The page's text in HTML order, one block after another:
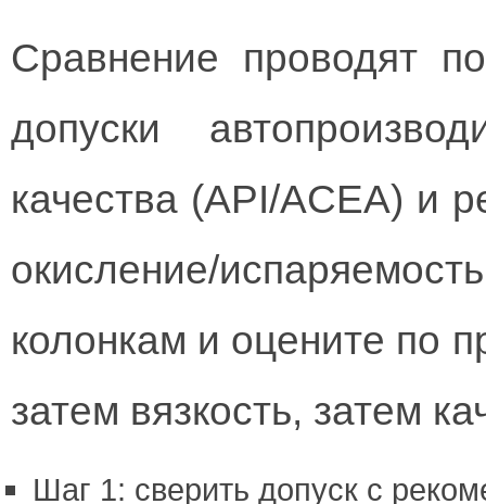
Сравнение проводят
допуски
качества (API/ACEA) и
окисление/
колонкам и оцените по
затем вязкость, затем
Шаг 1: сверить допуск с